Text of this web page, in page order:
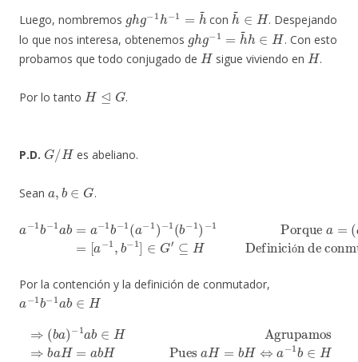
Luego, nombremos
h − 1 − h
con
h ∈H
. Despejando
lo que nos interesa, obtenemos
hg−1 =h~ h∈ H
. Con esto
probamos que todo conjugado de
H
sigue viviendo en
H
.
Por lo tanto
H⊴
.
P.D.
G/ H
es abeliano.
Sean
b G
.
a −1 b b=a−1 −1(a−1)−1(b Porque
( a− 1=[ a−1 ,b−1] ∈ G′⊆H
Definición de conmutador
Por la contención y la definición de conmutador,
a −1b −1ab∈H
1a b∈HAgrupamos aH
b∈H ⇒bH a H =a Producto de clases laterales